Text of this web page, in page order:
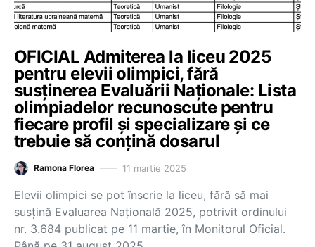
OFICIAL Admiterea la liceu 2025
pentru elevii olimpici, fără
susținerea Evaluării Naționale: Lista
olimpiadelor recunoscute pentru
fiecare profil și specializare și ce
trebuie să conțină dosarul
Ramona Florea 11 martie 2025
Elevii olimpici se pot înscrie la liceu, fără să mai
susțină Evaluarea Națională 2025, potrivit ordinului
nr. 3.684 publicat pe 11 martie, în Monitorul Oficial.